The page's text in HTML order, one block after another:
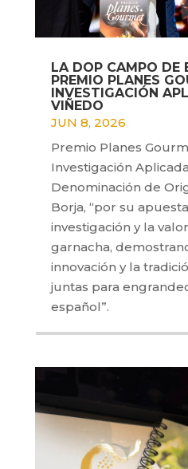
LA DOP CAMPO DE
PREMIO PLANES
INVESTIGACIÓN
VIÑEDO
JUN 8, 2026
Premio Planes
Investigación
Denominación de
Borja, “por su
investigación y la
garnacha,
innovación y la
juntas para
español”.